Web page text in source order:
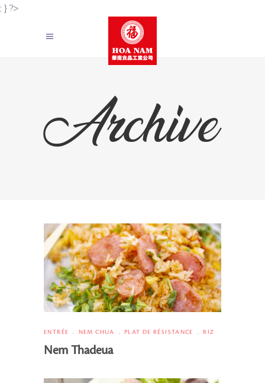
; } ?>
Archive
ENTRÉE NEM CHUA PLAT DE RÉSISTANCE RIZ
Nem Thadeua